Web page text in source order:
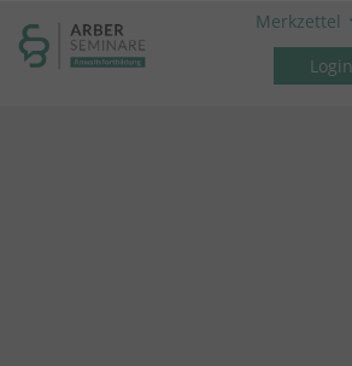
Merkzettel
Login